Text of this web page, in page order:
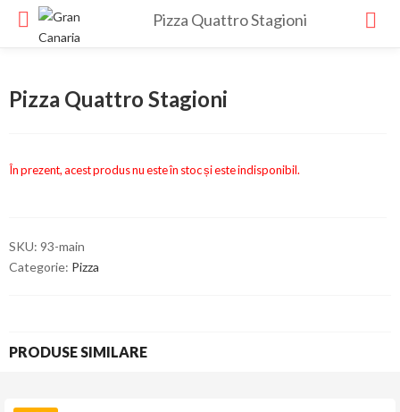
Pizza Quattro Stagioni
Pizza Quattro Stagioni
În prezent, acest produs nu este în stoc și este indisponibil.
SKU: 93-main
Categorie: Pizza
PRODUSE SIMILARE